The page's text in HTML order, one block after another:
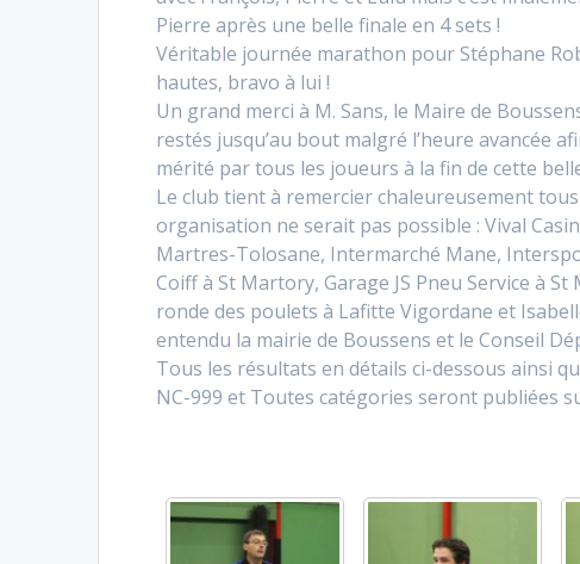
Pierre après une belle finale en 4 sets !
Véritable journée marathon pour Stéphane
hautes, bravo à lui !
Un grand merci à M. Sans, le Maire de
restés jusqu’au bout malgré l’heure avancée
mérité par tous les joueurs à la fin de cette
Le club tient à remercier chaleureusement
organisation ne serait pas possible : Vival
Martres-Tolosane, Intermarché Mane,
Coiff à St Martory, Garage JS Pneu Service à
ronde des poulets à Lafitte Vigordane et
entendu la mairie de Boussens et le Conseil
Tous les résultats en détails ci-dessous ainsi
NC-999 et Toutes catégories seront publiées